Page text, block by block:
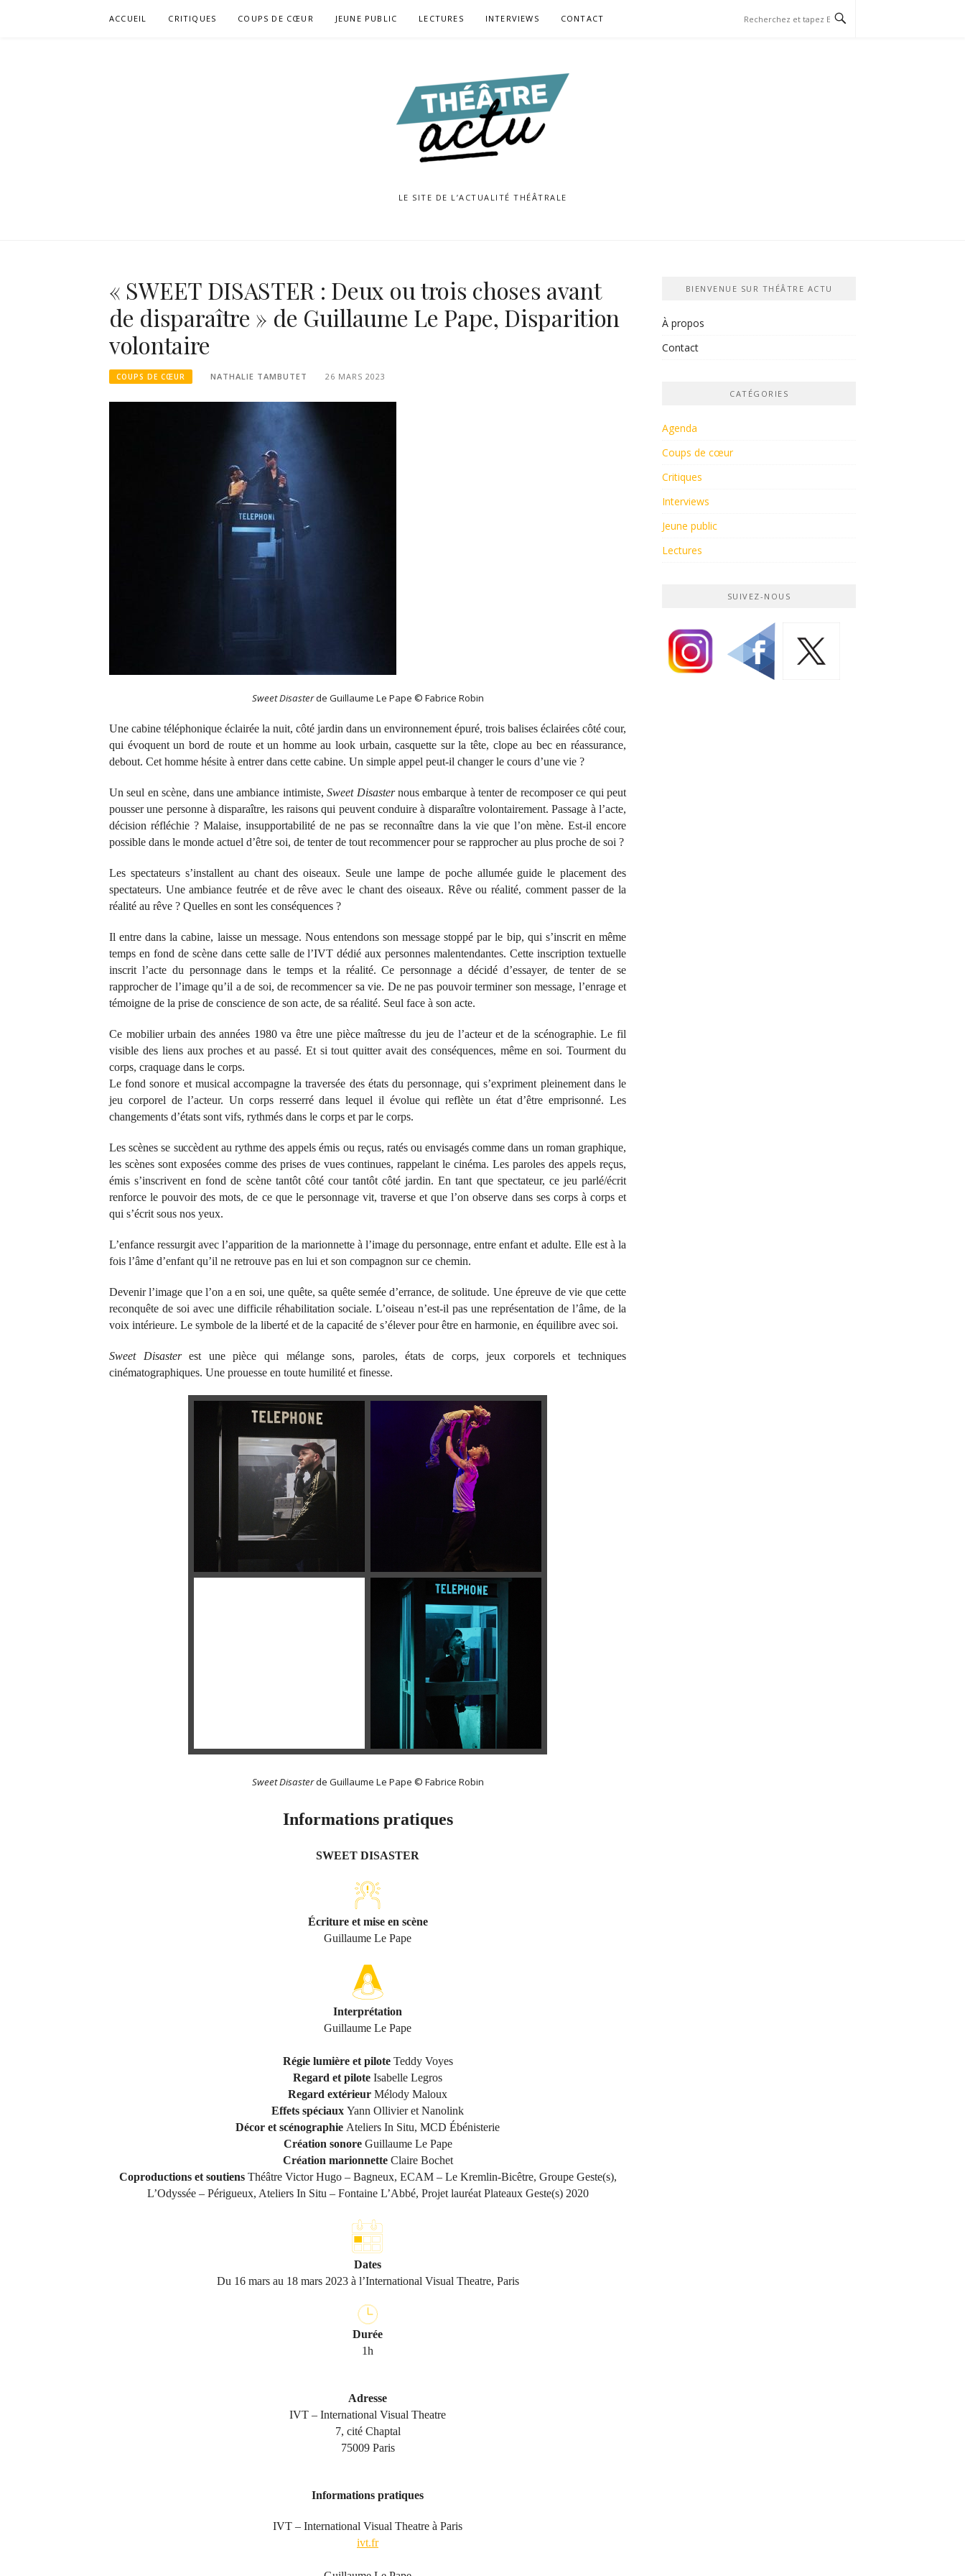
ACCUEIL CRITIQUES COUPS DE CŒUR JEUNE PUBLIC LECTURES INTERVIEWS CONTACT
LE SITE DE L’ACTUALITÉ THÉÂTRALE
« SWEET DISASTER : Deux ou trois choses avant
de disparaître » de Guillaume Le Pape, Disparition
volontaire
COUPS DE CŒUR NATHALIE TAMBUTET 26 MARS 2023
Sweet Disasterde Guillaume Le Pape © Fabrice Robin
Une cabine téléphonique éclairée la nuit, côté jardin dans un environnement épuré, trois balises éclairées côté cour,
qui évoquent un bord de route et un homme au look urbain, casquette sur la tête, clope au bec en réassurance,
debout. Cet homme hésite à entrer dans cette cabine. Un simple appel peut-il changer le cours d’une vie ?
Un seul en scène, dans une ambiance intimiste,Sweet Disasternous embarque à tenter de recomposer ce qui peut
pousser une personne à disparaître, les raisons qui peuvent conduire à disparaître volontairement. Passage à l’acte,
décision réfléchie ? Malaise, insupportabilité de ne pas se reconnaître dans la vie que l’on mène. Est-il encore
possible dans le monde actuel d’être soi, de tenter de tout recommencer pour se rapprocher au plus proche de soi ?
Les spectateurs s’installent au chant des oiseaux. Seule une lampe de poche allumée guide le placement des
spectateurs. Une ambiance feutrée et de rêve avec le chant des oiseaux. Rêve ou réalité, comment passer de la
réalité au rêve ? Quelles en sont les conséquences ?
Il entre dans la cabine, laisse un message. Nous entendons son message stoppé par le bip, qui s’inscrit en même
temps en fond de scène dans cette salle de l’IVT dédié aux personnes malentendantes. Cette inscription textuelle
inscrit l’acte du personnage dans le temps et la réalité. Ce personnage a décidé d’essayer, de tenter de se
rapprocher de l’image qu’il a de soi, de recommencer sa vie. De ne pas pouvoir terminer son message, l’enrage et
témoigne de la prise de conscience de son acte, de sa réalité. Seul face à son acte.
Ce mobilier urbain des années 1980 va être une pièce maîtresse du jeu de l’acteur et de la scénographie. Le fil
visible des liens aux proches et au passé. Et si tout quitter avait des conséquences, même en soi. Tourment du
corps, craquage dans le corps.
Le fond sonore et musical accompagne la traversée des états du personnage, qui s’expriment pleinement dans le
jeu corporel de l’acteur. Un corps resserré dans lequel il évolue qui reflète un état d’être emprisonné. Les
changements d’états sont vifs, rythmés dans le corps et par le corps.
Les scènes se succèdent au rythme des appels émis ou reçus, ratés ou envisagés comme dans un roman graphique,
les scènes sont exposées comme des prises de vues continues, rappelant le cinéma. Les paroles des appels reçus,
émis s’inscrivent en fond de scène tantôt côté cour tantôt côté jardin. En tant que spectateur, ce jeu parlé/écrit
renforce le pouvoir des mots, de ce que le personnage vit, traverse et que l’on observe dans ses corps à corps et
qui s’écrit sous nos yeux.
L’enfance ressurgit avec l’apparition de la marionnette à l’image du personnage, entre enfant et adulte. Elle est à la
fois l’âme d’enfant qu’il ne retrouve pas en lui et son compagnon sur ce chemin.
Devenir l’image que l’on a en soi, une quête, sa quête semée d’errance, de solitude. Une épreuve de vie que cette
reconquête de soi avec une difficile réhabilitation sociale. L’oiseau n’est-il pas une représentation de l’âme, de la
voix intérieure. Le symbole de la liberté et de la capacité de s’élever pour être en harmonie, en équilibre avec soi.
Sweet Disasterest une pièce qui mélange sons, paroles, états de corps, jeux corporels et techniques
cinématographiques. Une prouesse en toute humilité et finesse.
Sweet Disasterde Guillaume Le Pape © Fabrice Robin
Informations pratiques
SWEET DISASTER
Écriture et mise en scène
Guillaume Le Pape
Interprétation
Guillaume Le Pape
Régie lumière et pilote Teddy Voyes
Regard et pilote Isabelle Legros
Regard extérieur Mélody Maloux
Effets spéciaux Yann Ollivier et Nanolink
Décor et scénographie Ateliers In Situ, MCD Ébénisterie
Création sonore Guillaume Le Pape
Création marionnette Claire Bochet
Coproductions et soutiens Théâtre Victor Hugo – Bagneux, ECAM – Le Kremlin-Bicêtre, Groupe Geste(s),
L’Odyssée – Périgueux, Ateliers In Situ – Fontaine L’Abbé, Projet lauréat Plateaux Geste(s) 2020
Dates
Du 16 mars au 18 mars 2023 à l’International Visual Theatre, Paris
Durée
1h
Adresse
IVT – International Visual Theatre
7, cité Chaptal
75009 Paris
Informations pratiques
IVT – International Visual Theatre à Paris
ivt.fr
BIENVENUE SUR THÉÂTRE ACTU
À propos
Contact
CATÉGORIES
Agenda
Coups de cœur
Critiques
Interviews
Jeune public
Lectures
SUIVEZ-NOUS